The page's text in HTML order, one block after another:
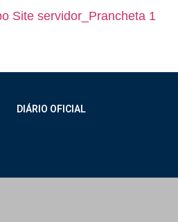
DIÁRIO OFICIAL